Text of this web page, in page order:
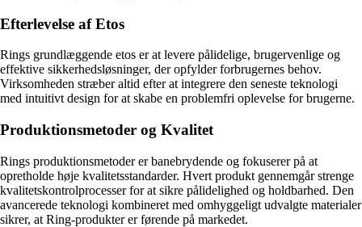
Efterlevelse af Etos
Rings grundlæggende etos er at levere pålidelige, brugervenlige og
effektive sikkerhedsløsninger, der opfylder forbrugernes behov.
Virksomheden stræber altid efter at integrere den seneste teknologi
med intuitivt design for at skabe en problemfri oplevelse for brugerne.
Produktionsmetoder og Kvalitet
Rings produktionsmetoder er banebrydende og fokuserer på at
opretholde høje kvalitetsstandarder. Hvert produkt gennemgår strenge
kvalitetskontrolprocesser for at sikre pålidelighed og holdbarhed. Den
avancerede teknologi kombineret med omhyggeligt udvalgte materialer
sikrer, at Ring-produkter er førende på markedet.